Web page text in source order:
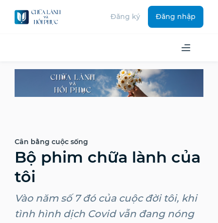
Đăng ký Đăng nhập
Cân bằng cuộc sống
Bộ phim chữa lành của
tôi
Vào năm số 7 đó của cuộc đời tôi, khi
tình hình dịch Covid vẫn đang nóng